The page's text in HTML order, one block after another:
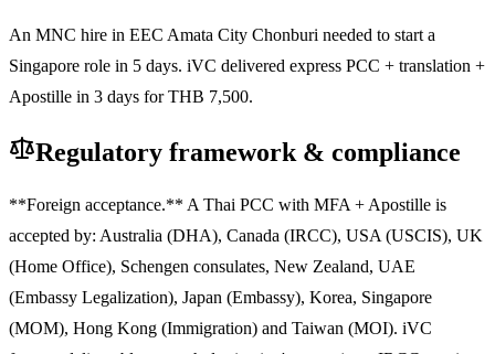
An MNC hire in EEC Amata City Chonburi needed to start a
Singapore role in 5 days. iVC delivered express PCC + translation +
Apostille in 3 days for THB 7,500.
Regulatory framework & compliance
**Foreign acceptance.** A Thai PCC with MFA + Apostille is
accepted by: Australia (DHA), Canada (IRCC), USA (USCIS), UK
(Home Office), Schengen consulates, New Zealand, UAE
(Embassy Legalization), Japan (Embassy), Korea, Singapore
(MOM), Hong Kong (Immigration) and Taiwan (MOI). iVC